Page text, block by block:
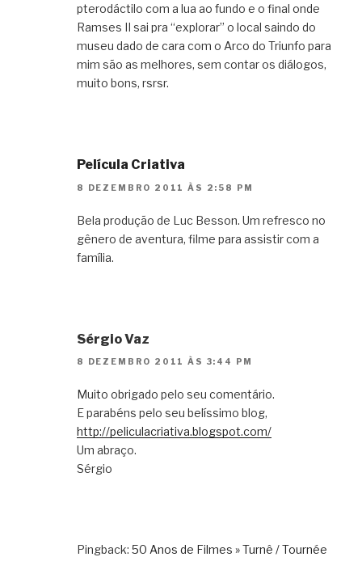
pterodáctilo com a lua ao fundo e o final onde
Ramses II sai pra “explorar” o local saindo do
museu dado de cara com o Arco do Triunfo para
mim são as melhores, sem contar os diálogos,
muito bons, rsrsr.
Película Criativa
8 DEZEMBRO 2011 ÀS 2:58 PM
Bela produção de Luc Besson. Um refresco no
gênero de aventura, filme para assistir com a
família.
Sérgio Vaz
8 DEZEMBRO 2011 ÀS 3:44 PM
Muito obrigado pelo seu comentário.
E parabéns pelo seu belíssimo blog,
http://peliculacriativa.blogspot.com/
Um abraço.
Sérgio
Pingback: 50 Anos de Filmes » Turnê / Tournée